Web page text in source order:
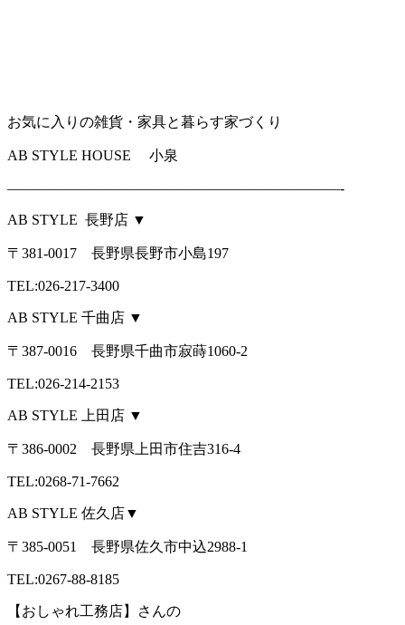
お気に入りの雑貨・家具と暮らす家づくり
AB STYLE HOUSE 小泉
———————————————————————-
AB STYLE 長野店 ▼
〒381-0017 長野県長野市小島197
TEL:026-217-3400
AB STYLE 千曲店 ▼
〒387-0016 長野県千曲市寂蒔1060-2
TEL:026-214-2153
AB STYLE 上田店 ▼
〒386-0002 長野県上田市住吉316-4
TEL:0268-71-7662
AB STYLE 佐久店▼
〒385-0051 長野県佐久市中込2988-1
TEL:0267-88-8185
【おしゃれ工務店】さんの